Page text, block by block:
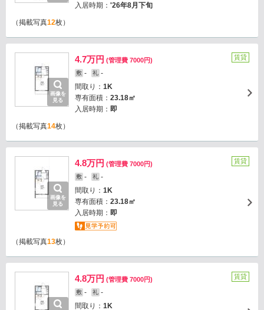
入居時期： '26年8月下旬
（掲載写真12枚）
画像を
見る
4.7万円 (管理費 7000円)
敷 - 礼 -
間取り： 1K
専有面積： 23.18㎡
入居時期： 即
賃貸
（掲載写真14枚）
画像を
見る
4.8万円 (管理費 7000円)
敷 - 礼 -
間取り： 1K
専有面積： 23.18㎡
入居時期： 即
賃貸
（掲載写真13枚）
4.8万円 (管理費 7000円)
敷 - 礼 -
間取り： 1K
賃貸